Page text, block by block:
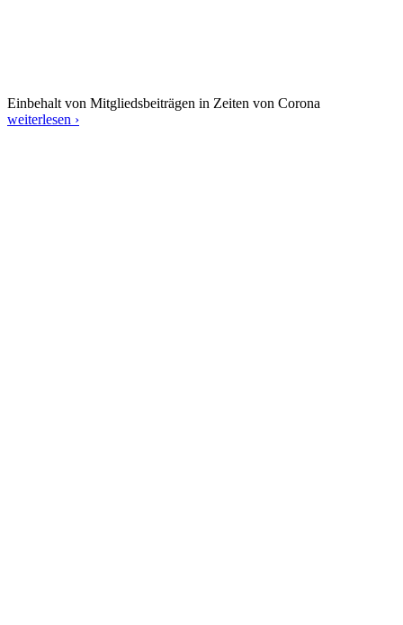
Einbehalt von Mitgliedsbeiträgen in Zeiten von Corona
weiterlesen ›